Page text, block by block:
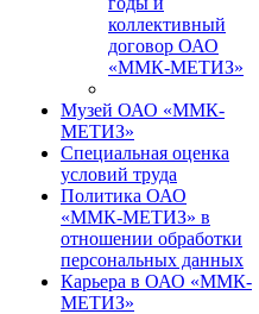
коллективный
договор ОАО
«ММК-МЕТИЗ»
Музей ОАО «ММК-
МЕТИЗ»
Специальная оценка
условий труда
Политика ОАО
«ММК-МЕТИЗ» в
отношении обработки
персональных данных
Карьера в ОАО «ММК-
МЕТИЗ»